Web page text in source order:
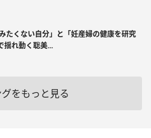
たくない自分」と「妊産婦の健康を研究
揺れ動く聡美...
をもっと見る